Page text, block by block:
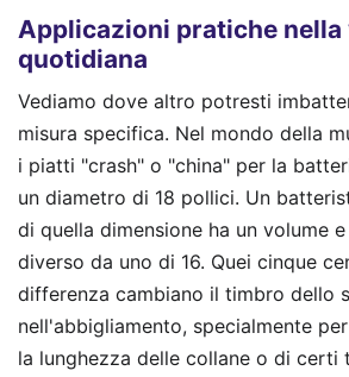
Applicazioni pratiche nella
quotidiana
Vediamo dove altro potresti
misura specifica. Nel mondo della
i piatti "crash" o "china" per la
un diametro di 18 pollici. Un
di quella dimensione ha un volume
diverso da uno di 16. Quei cinque
differenza cambiano il timbro dello
nell'abbigliamento, specialmente
la lunghezza delle collane o di certi